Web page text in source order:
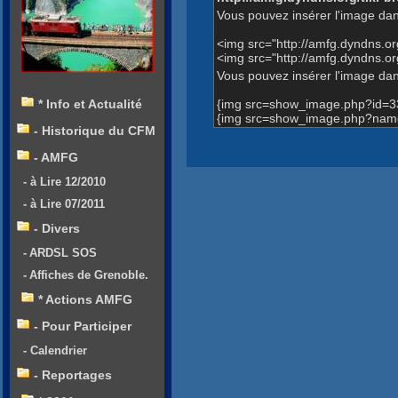
Vous pouvez insérer l'image
<img src="http://
<img src="http://
Vous pouvez insérer l'image
{img
{img
* Info et Actualité
- Historique du CFM
- AMFG
- à Lire 12/2010
- à Lire 07/2011
- Divers
- ARDSL SOS
- Affiches de Grenoble.
* Actions AMFG
- Pour Participer
- Calendrier
- Reportages